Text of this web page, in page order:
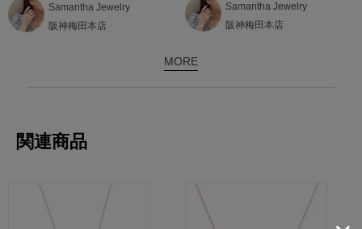
Samantha Jewelry
阪神梅田本店
Samantha Jewelry
阪神梅田本店
MORE
関連商品